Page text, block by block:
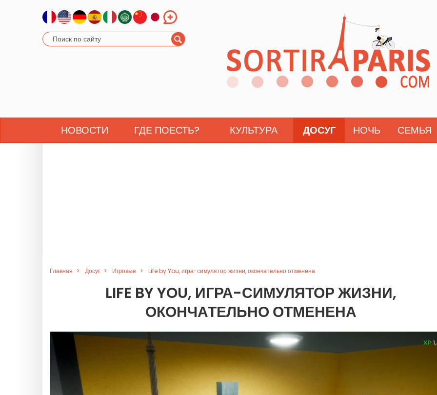
НОВОСТИ ГДЕ ПОЕСТЬ? КУЛЬТУРА ДОСУГ НОЧЬ СЕМЬЯ
Главная Досуг Игровые Life by You, игра-симулятор жизни, окончательно отменена
LIFE BY YOU, ИГРА-СИМУЛЯТОР ЖИЗНИ,
ОКОНЧАТЕЛЬНО ОТМЕНЕНА